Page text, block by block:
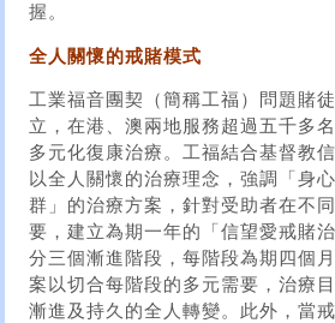
握。
全人關懷的戒賭模式
工業福音團契（簡稱工福）問題賭
立，在港、澳兩地服務超過五千多
多元化復康治療。工福結合基督教
以全人關懷的治療理念，強調「身
群」的治療方案，針對受助者在不
要，建立為期一年的「信望愛戒賭
分三個漸進階段，每階段為期四個
案以切合每階段的多元需要，治療
漸進及持久的全人轉變。此外，當